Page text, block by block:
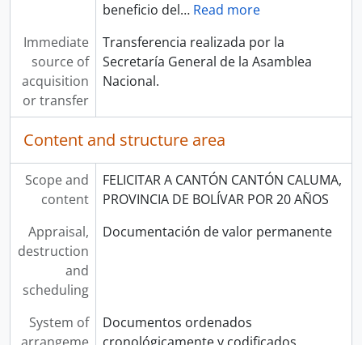
beneficio del… Read more
Immediate
source of
acquisition
or transfer
Transferencia realizada por la
Secretaría General de la Asamblea
Nacional.
Content and structure area
Scope and
content
FELICITAR A CANTÓN CANTÓN CALUMA,
PROVINCIA DE BOLÍVAR POR 20 AÑOS
Appraisal,
destruction
and
scheduling
Documentación de valor permanente
System of
Documentos ordenados